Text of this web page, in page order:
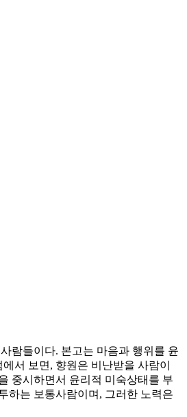
람들이다. 본고는 마음과 행위를 윤
서 보면, 향원은 비난받을 사람이
중시하면서 윤리적 미숙상태를 부
하는 보통사람이며, 그러한 노력은